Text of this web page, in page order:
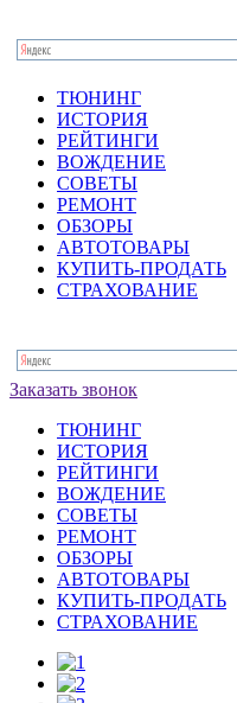
ТЮНИНГ
ИСТОРИЯ
РЕЙТИНГИ
ВОЖДЕНИЕ
СОВЕТЫ
РЕМОНТ
ОБЗОРЫ
АВТОТОВАРЫ
КУПИТЬ-ПРОДАТЬ
СТРАХОВАНИЕ
Заказать звонок
ТЮНИНГ
ИСТОРИЯ
РЕЙТИНГИ
ВОЖДЕНИЕ
СОВЕТЫ
РЕМОНТ
ОБЗОРЫ
АВТОТОВАРЫ
КУПИТЬ-ПРОДАТЬ
СТРАХОВАНИЕ